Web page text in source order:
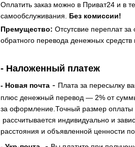
Оплатить заказ можно в Приват24 и в
самообслуживания. Без комиссии!
Премущество: Отсутсвие переплат за
обратного перевода денежных средств
- Наложенный платеж
- Новая почта- Плата за пересылку
плюс денежный перевод — 2% от
за оформление.Точный размер оплаты
рассчитывается индивидуально и
расстояния и объявленной ценности